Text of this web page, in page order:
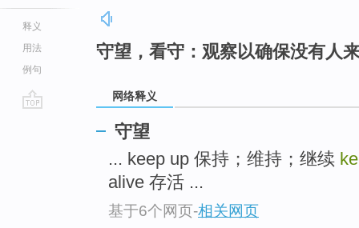
释义
用法
例句
守望，看守：观察以确保没有人
网络释义
守望
... keep up 保持；维持；继续
alive 存活 ...
基于6个网页-相关网页